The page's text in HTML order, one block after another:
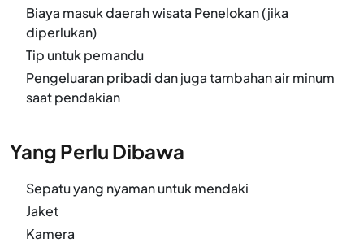
Biaya masuk daerah wisata Penelokan (jika
diperlukan)
Tip untuk pemandu
Pengeluaran pribadi dan juga tambahan air minum
saat pendakian
Yang Perlu Dibawa
Sepatu yang nyaman untuk mendaki
Jaket
Kamera